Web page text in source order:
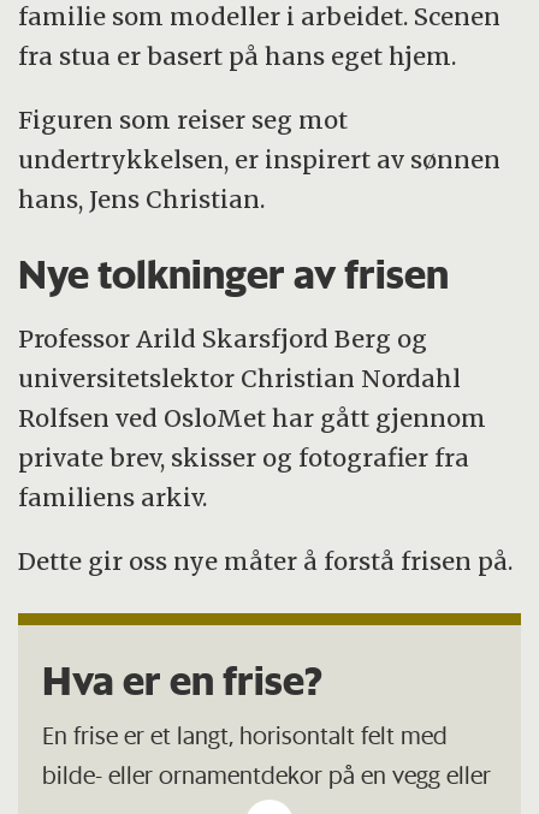
familie som modeller i arbeidet. Scenen
fra stua er basert på hans eget hjem.
Figuren som reiser seg mot
undertrykkelsen, er inspirert av sønnen
hans, Jens Christian.
Nye tolkninger av frisen
Professor Arild Skarsfjord Berg og
universitetslektor Christian Nordahl
Rolfsen ved OsloMet har gått gjennom
private brev, skisser og fotografier fra
familiens arkiv.
Dette gir oss nye måter å forstå frisen på.
Hva er en frise?
En frise er et langt, horisontalt felt med
bilde- eller ornamentdekor på en vegg eller